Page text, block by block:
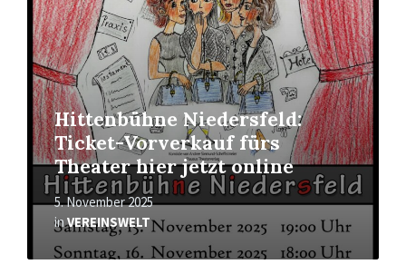
Hittenbühne Niedersfeld:
Ticket-Vorverkauf fürs
Theater hier jetzt online
5. November 2025
inVEREINSWELT